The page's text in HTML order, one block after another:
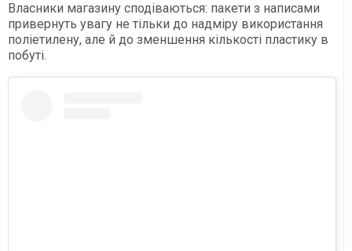
Власники магазину сподіваються: пакети з написами
привернуть увагу не тільки до надміру використання
поліетилену, але й до зменшення кількості пластику в
побуті.